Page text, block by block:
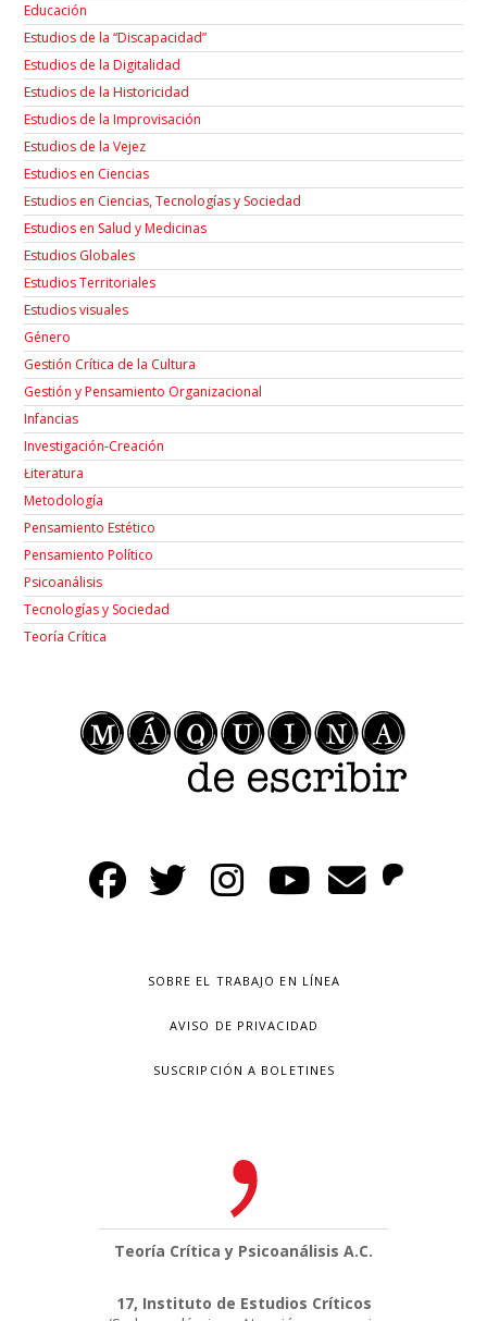
Educación
Estudios de la “Discapacidad”
Estudios de la Digitalidad
Estudios de la Historicidad
Estudios de la Improvisación
Estudios de la Vejez
Estudios en Ciencias
Estudios en Ciencias, Tecnologías y Sociedad
Estudios en Salud y Medicinas
Estudios Globales
Estudios Territoriales
Estudios visuales
Género
Gestión Crítica de la Cultura
Gestión y Pensamiento Organizacional
Infancias
Investigación-Creación
Łiteratura
Metodología
Pensamiento Estético
Pensamiento Político
Psicoanálisis
Tecnologías y Sociedad
Teoría Crítica
SOBRE EL TRABAJO EN LÍNEA
AVISO DE PRIVACIDAD
SUSCRIPCIÓN A BOLETINES
Teoría Crítica y Psicoanálisis A.C.
17, Instituto de Estudios Críticos